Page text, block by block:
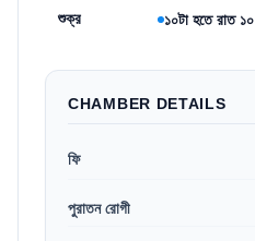
শুক্র ১০টা হতে রাত ১০
CHAMBER DETAILS
ফি
পুরাতন রোগী